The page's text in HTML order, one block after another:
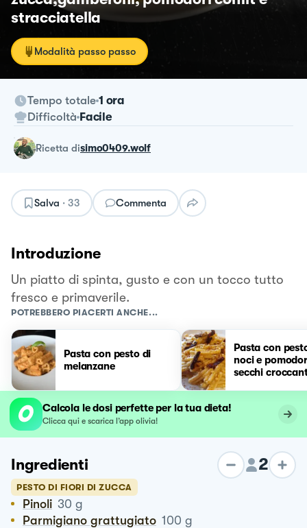
stracciatella
Modalità passo passo
Tempo totale 1 ora
Difficoltà Facile
ricetta disimo0409.wolf
Salva · 33 Commenta
Introduzione
Un piatto di spinta, gusto e con un tocco tutto
fresco e primaverile.
POTREBBERO PIACERTI ANCHE...
Pasta con pesto di
melanzane
Pasta con
noci e
secchi
Calcola le dosi perfette per la tua dieta!
Clicca qui e scarica l’app olivia!
Ingredienti 2
PESTO DI FIORI DI ZUCCA
Pinoli 30 g
Parmigiano grattugiato 100 g